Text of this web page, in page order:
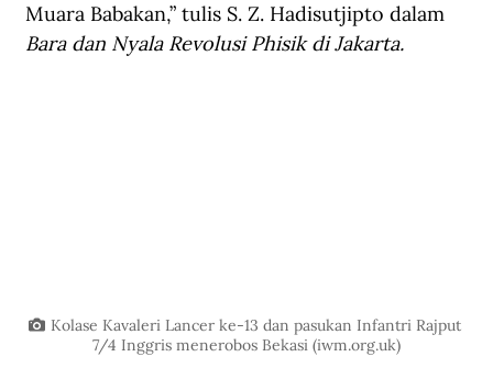
Muara Babakan,” tulis S. Z. Hadisutjipto dalam
Bara dan Nyala Revolusi Phisik di Jakarta.
Kolase Kavaleri Lancer ke-13 dan pasukan Infantri Rajput
7/4 Inggris menerobos Bekasi (iwm.org.uk)